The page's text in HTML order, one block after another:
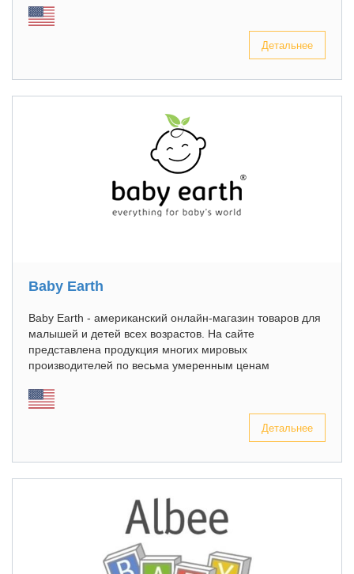
Детальнее
Baby Earth
Baby Earth - американский онлайн-магазин товаров для
малышей и детей всех возрастов. На сайте
представлена продукция многих мировых
производителей по весьма умеренным ценам
Детальнее